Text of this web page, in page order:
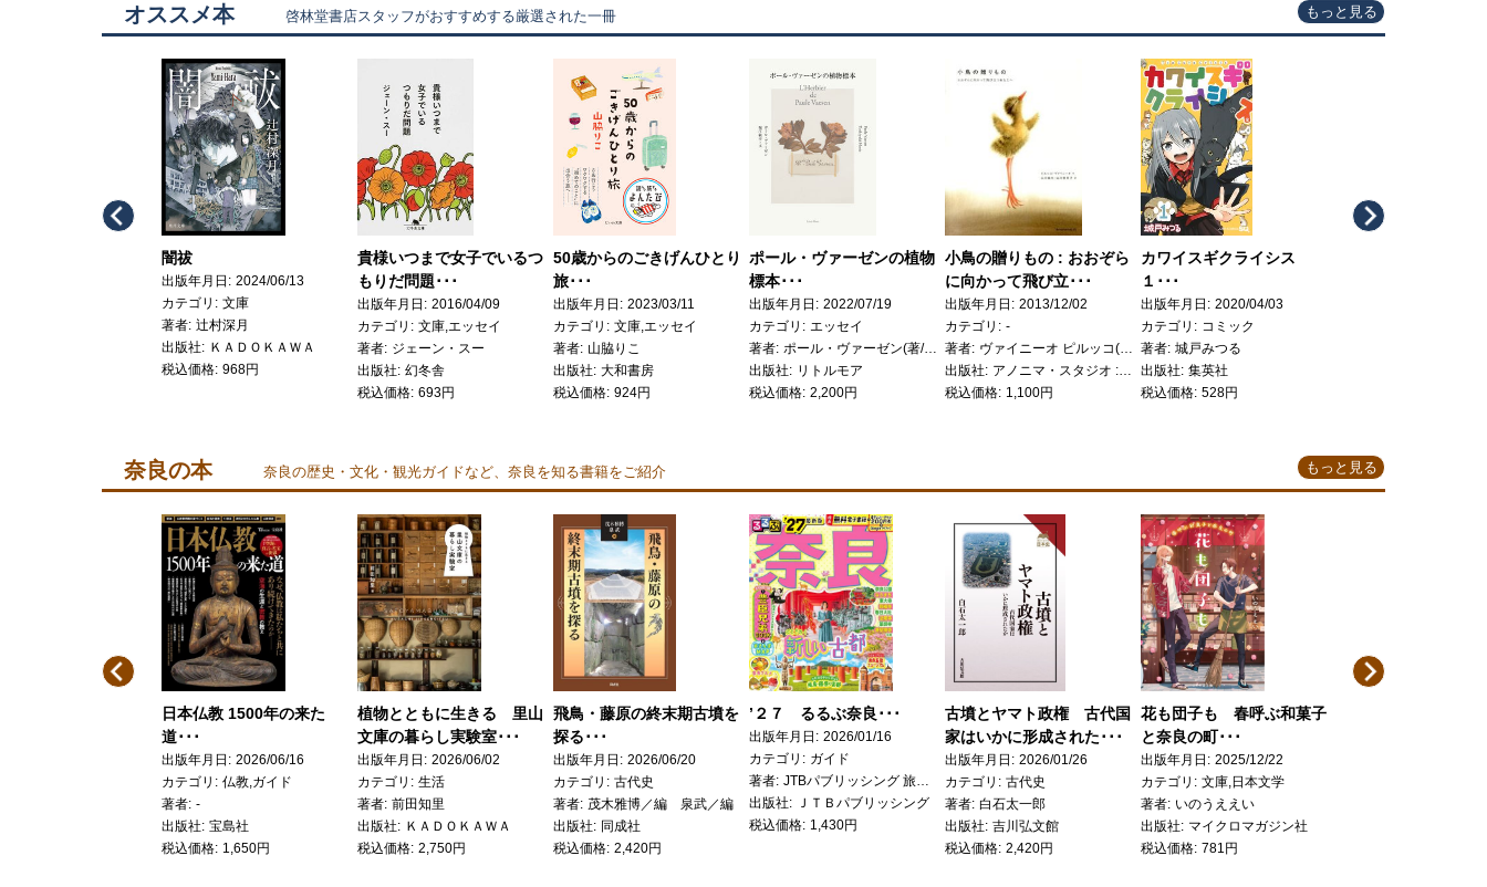
オススメ本 啓林堂書店スタッフがおすすめする厳選された一冊
Previous
闇祓
出版年月日
2024/06/13
カテゴリ
文庫
著者 辻村深月
出版社
ＫＡＤＯＫＡＷＡ
税込価格 968円
貴様いつまで女子でいるつ
もりだ問題･･･
出版年月日
2016/04/09
カテゴリ
文庫,エッセイ
著者
ジェーン・スー
出版社
幻冬舎
税込価格 693円
50歳からのごきげんひとり
旅･･･
出版年月日
2023/03/11
カテゴリ
文庫,エッセイ
著者
山脇りこ
出版社
大和書房
税込価格 924円
ポール・ヴァーゼンの植物
標本･･･
出版年月日
2022/07/19
カテゴリ
エッセイ
著者
ポール・ヴァーゼン(著/文)、堀江 敏幸(著/文)、飯村 弦太(企画/原案)
出版社
リトルモア
税込価格 2,200円
小鳥の贈りもの : おおぞら
に向かって飛び立･･･
出版年月日
2013/12/02
カテゴリ
-
著者
ヴァイニーオ ピルッコ(著/文)、山川 亜希子(翻訳)、山川 紘矢(翻訳
出版社
アノニマ・スタジオ : KTC中央出版
税込価格
1,100円
カワイスギクライシス
１･･･
出版年月日
2020/04/03
カテゴリ
コミック
著者 城戸みつる
出版社
集英社
税込価格 528円
Next
もっと見る
奈良の本 奈良の歴史・文化・観光ガイドなど、奈良を知る書籍をご紹介
Previous
日本仏教 1500年の来た
道･･･
出版年月日
2026/06/16
カテゴリ
仏教,ガイド
著者 -
出版社
宝島社
税込価格
1,650円
植物とともに生きる 里山
文庫の暮らし実験室･･･
出版年月日
2026/06/02
カテゴリ
生活
著者 前田知里
出版社
ＫＡＤＯＫＡＷＡ
税込価格 2,750円
飛鳥・藤原の終末期古墳を
探る･･･
出版年月日
2026/06/20
カテゴリ
古代史
著者
茂木雅博／編 泉武／編
出版社
同成社
税込価格 2,420円
’２７ るるぶ奈良･･･
出版年月日
2026/01/16
カテゴリ
ガイド
著者
JTBパブリッシング 旅行ガイドブック 編集部／編
出版社
ＪＴＢパブリッシング
税込価格
1,430円
古墳とヤマト政権 古代国
家はいかに形成された･･･
出版年月日
2026/01/26
カテゴリ
古代史
著者 白石太一郎
出版社
吉川弘文館
税込価格 2,420円
花も団子も 春呼ぶ和菓子
と奈良の町･･･
出版年月日
2025/12/22
カテゴリ
文庫,日本文学
著者
いのうええい
出版社
マイクロマガジン社
税込価格 781円
Next
もっと見る